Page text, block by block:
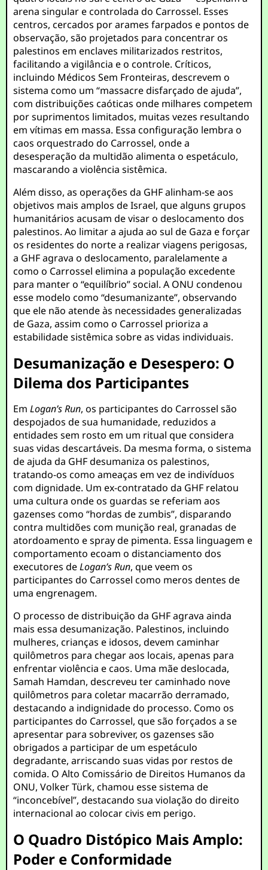
arena singular e controlada do Carrossel. Esses
centros, cercados por arames farpados e pontos de
observação, são projetados para concentrar os
palestinos em enclaves militarizados restritos,
facilitando a vigilância e o controle. Críticos,
incluindo Médicos Sem Fronteiras, descrevem o
sistema como um “massacre disfarçado de ajuda”,
com distribuições caóticas onde milhares competem
por suprimentos limitados, muitas vezes resultando
em vítimas em massa. Essa configuração lembra o
caos orquestrado do Carrossel, onde a
desesperação da multidão alimenta o espetáculo,
mascarando a violência sistêmica.
Além disso, as operações da GHF alinham-se aos
objetivos mais amplos de Israel, que alguns grupos
humanitários acusam de visar o deslocamento dos
palestinos. Ao limitar a ajuda ao sul de Gaza e forçar
os residentes do norte a realizar viagens perigosas,
a GHF agrava o deslocamento, paralelamente a
como o Carrossel elimina a população excedente
para manter o “equilíbrio” social. A ONU condenou
esse modelo como “desumanizante”, observando
que ele não atende às necessidades generalizadas
de Gaza, assim como o Carrossel prioriza a
estabilidade sistêmica sobre as vidas individuais.
Desumanização e Desespero: O
Dilema dos Participantes
EmLogan’s Run, os participantes do Carrossel são
despojados de sua humanidade, reduzidos a
entidades sem rosto em um ritual que considera
suas vidas descartáveis. Da mesma forma, o sistema
de ajuda da GHF desumaniza os palestinos,
tratando-os como ameaças em vez de indivíduos
com dignidade. Um ex-contratado da GHF relatou
uma cultura onde os guardas se referiam aos
gazenses como “hordas de zumbis”, disparando
contra multidões com munição real, granadas de
atordoamento e spray de pimenta. Essa linguagem e
comportamento ecoam o distanciamento dos
executores deLogan’s Run, que veem os
participantes do Carrossel como meros dentes de
uma engrenagem.
O processo de distribuição da GHF agrava ainda
mais essa desumanização. Palestinos, incluindo
mulheres, crianças e idosos, devem caminhar
quilômetros para chegar aos locais, apenas para
enfrentar violência e caos. Uma mãe deslocada,
Samah Hamdan, descreveu ter caminhado nove
quilômetros para coletar macarrão derramado,
destacando a indignidade do processo. Como os
participantes do Carrossel, que são forçados a se
apresentar para sobreviver, os gazenses são
obrigados a participar de um espetáculo
degradante, arriscando suas vidas por restos de
comida. O Alto Comissário de Direitos Humanos da
ONU, Volker Türk, chamou esse sistema de
“inconcebível”, destacando sua violação do direito
internacional ao colocar civis em perigo.
O Quadro Distópico Mais Amplo:
Poder e Conformidade